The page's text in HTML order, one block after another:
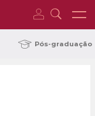
Pós-graduação